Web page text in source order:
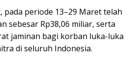
pada periode 13–29 Maret telah
sebesar Rp38,06 miliar, serta
jaminan bagi korban luka-luka
di seluruh Indonesia.